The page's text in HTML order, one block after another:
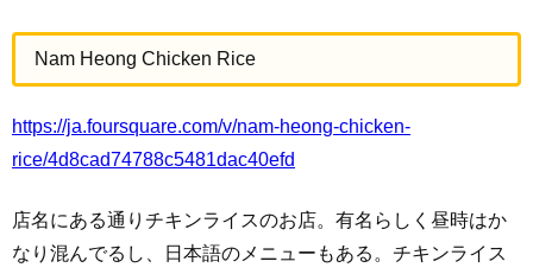
Nam Heong Chicken Rice
https://ja.foursquare.com/v/nam-heong-chicken-
rice/4d8cad74788c5481dac40efd
店名にある通りチキンライスのお店。有名らしく昼時はか
なり混んでるし、日本語のメニューもある。チキンライス